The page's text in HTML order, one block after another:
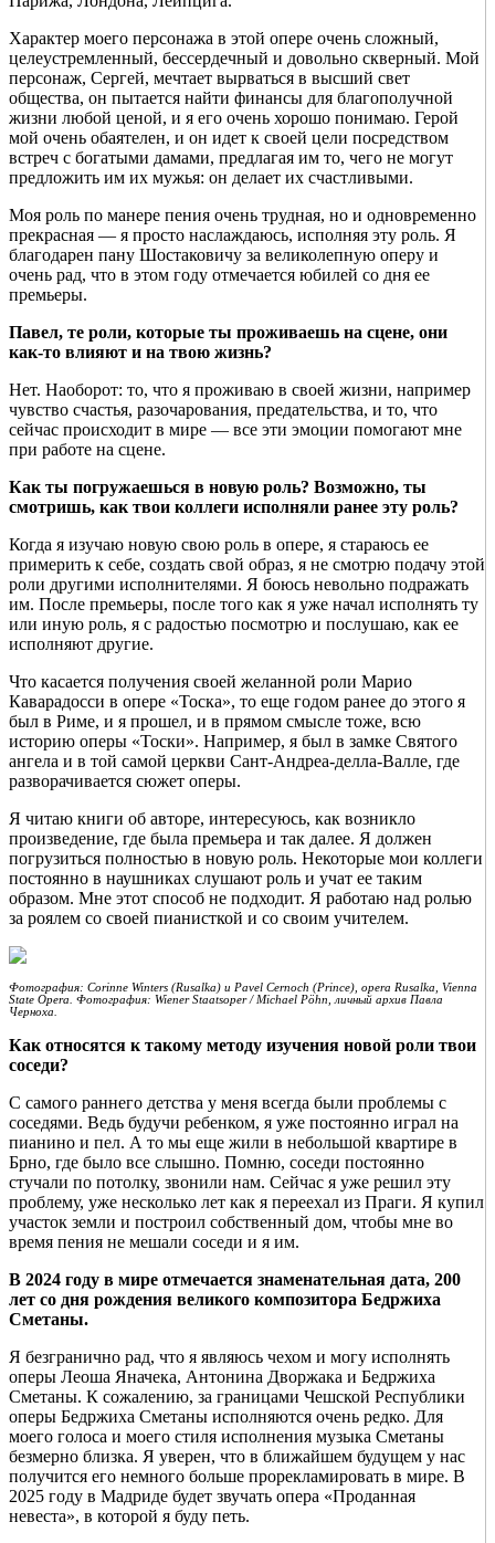
Характер моего персонажа в этой опере очень сложный,
целеустремленный, бессердечный и довольно скверный. Мой
персонаж, Сергей, мечтает вырваться в высший свет
общества, он пытается найти финансы для благополучной
жизни любой ценой, и я его очень хорошо понимаю. Герой
мой очень обаятелен, и он идет к своей цели посредством
встреч с богатыми дамами, предлагая им то, чего не могут
предложить им их мужья: он делает их счастливыми.
Моя роль по манере пения очень трудная, но и одновременно
прекрасная — я просто наслаждаюсь, исполняя эту роль. Я
благодарен пану Шостаковичу за великолепную оперу и
очень рад, что в этом году отмечается юбилей со дня ее
премьеры.
Павел, те роли, которые ты проживаешь на сцене, они
как-то влияют и на твою жизнь?
Нет. Наоборот: то, что я проживаю в своей жизни, например
чувство счастья, разочарования, предательства, и то, что
сейчас происходит в мире — все эти эмоции помогают мне
при работе на сцене.
Как ты погружаешься в новую роль? Возможно, ты
смотришь, как твои коллеги исполняли ранее эту роль?
Когда я изучаю новую свою роль в опере, я стараюсь ее
примерить к себе, создать свой образ, я не смотрю подачу этой
роли другими исполнителями. Я боюсь невольно подражать
им. После премьеры, после того как я уже начал исполнять ту
или иную роль, я с радостью посмотрю и послушаю, как ее
исполняют другие.
Что касается получения своей желанной роли Марио
Каварадосси в опере «Тоска», то еще годом ранее до этого я
был в Риме, и я прошел, и в прямом смысле тоже, всю
историю оперы «Тоски». Например, я был в замке Святого
ангела и в той самой церкви Сант-Андреа-делла-Валле, где
разворачивается сюжет оперы.
Я читаю книги об авторе, интересуюсь, как возникло
произведение, где была премьера и так далее. Я должен
погрузиться полностью в новую роль. Некоторые мои коллеги
постоянно в наушниках слушают роль и учат ее таким
образом. Мне этот способ не подходит. Я работаю над ролью
за роялем со своей пианисткой и со своим учителем.
Фотография: Corinne Winters (Rusalka) и Pavel Cernoch (Prince), opera Rusalka, Vienna
State Opera. Фотография: Wiener Staatsoper / Michael Pöhn, личный архив Павла
Черноха.
Как относятся к такому методу изучения новой роли твои
соседи?
С самого раннего детства у меня всегда были проблемы с
соседями. Ведь будучи ребенком, я уже постоянно играл на
пианино и пел. А то мы еще жили в небольшой квартире в
Брно, где было все слышно. Помню, соседи постоянно
стучали по потолку, звонили нам. Сейчас я уже решил эту
проблему, уже несколько лет как я переехал из Праги. Я купил
участок земли и построил собственный дом, чтобы мне во
время пения не мешали соседи и я им.
В 2024 году в мире отмечается знаменательная дата, 200
лет со дня рождения великого композитора Бедржиха
Сметаны.
Я безгранично рад, что я являюсь чехом и могу исполнять
оперы Леоша Яначека, Антонина Дворжака и Бедржиха
Сметаны. К сожалению, за границами Чешской Республики
оперы Бедржиха Сметаны исполняются очень редко. Для
моего голоса и моего стиля исполнения музыка Сметаны
безмерно близка. Я уверен, что в ближайшем будущем у нас
получится его немного больше прорекламировать в мире. В
2025 году в Мадриде будет звучать опера «Проданная
невеста», в которой я буду петь.